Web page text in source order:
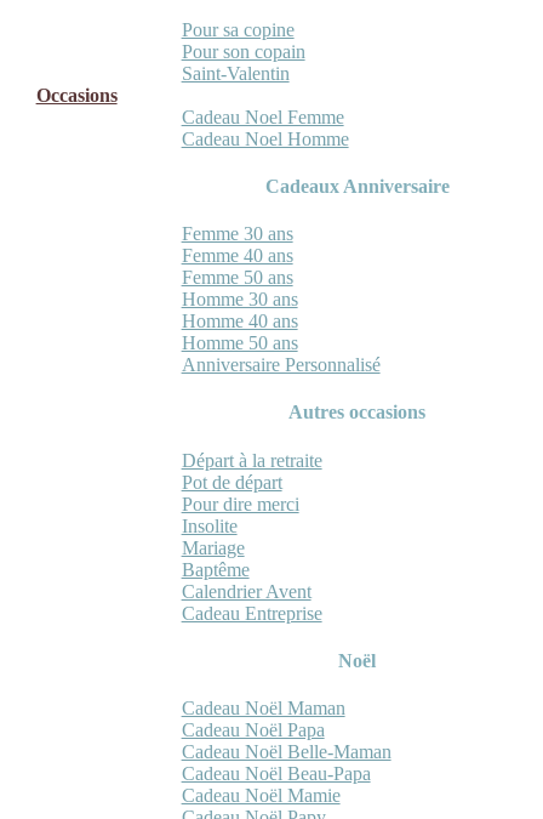
Pour sa copine
Pour son copain
Saint-Valentin
Occasions
Cadeau Noel Femme
Cadeau Noel Homme
Cadeaux Anniversaire
Femme 30 ans
Femme 40 ans
Femme 50 ans
Homme 30 ans
Homme 40 ans
Homme 50 ans
Anniversaire Personnalisé
Autres occasions
Départ à la retraite
Pot de départ
Pour dire merci
Insolite
Mariage
Baptême
Calendrier Avent
Cadeau Entreprise
Noël
Cadeau Noël Maman
Cadeau Noël Papa
Cadeau Noël Belle-Maman
Cadeau Noël Beau-Papa
Cadeau Noël Mamie